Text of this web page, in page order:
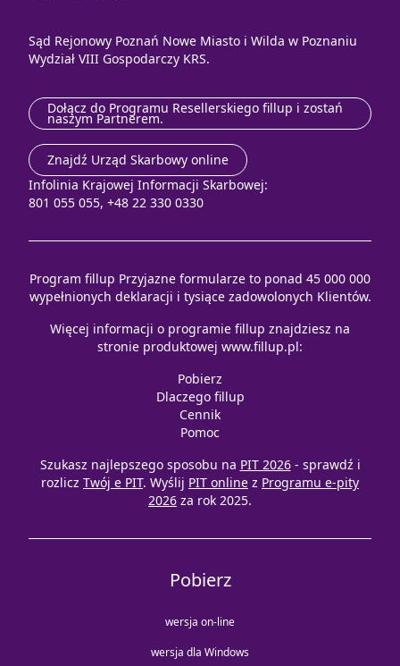
Sąd Rejonowy Poznań Nowe Miasto i Wilda w Poznaniu
Wydział VIII Gospodarczy KRS.
Dołącz do Programu Resellerskiego fillup i zostań
naszym Partnerem.
Znajdź Urząd Skarbowy online
Infolinia Krajowej Informacji Skarbowej:
801 055 055, +48 22 330 0330
Program fillup Przyjazne formularze to ponad 45 000 000
wypełnionych deklaracji i tysiące zadowolonych Klientów.
Więcej informacji o programie fillup znajdziesz na
stronie produktowej www.fillup.pl:
Pobierz
Dlaczego fillup
Cennik
Pomoc
Szukasz najlepszego sposobu na PIT 2026 - sprawdź i
rozlicz Twój e PIT. Wyślij PIT online z Programu e-pity
2026 za rok 2025.
Pobierz
wersja on-line
wersja dla Windows